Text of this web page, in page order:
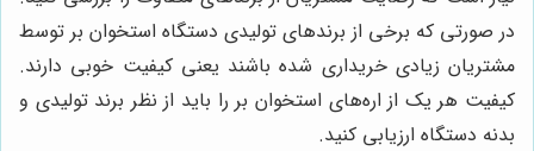
در صورتی که برخی از برندهای تولیدی دستگاه استخوان بر توسط
مشتریان زیادی خریداری شده باشند یعنی کیفیت خوبی دارند.
کیفیت هر یک از اره‌های استخوان بر را باید از نظر برند تولیدی و
بدنه دستگاه ارزیابی کنید.